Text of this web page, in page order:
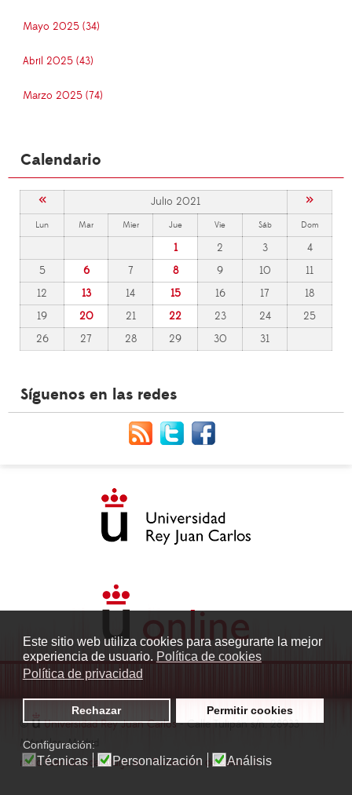
Este sitio web utiliza cookies para asegurarte la mejor
experiencia de usuario. Política de cookies
Política de privacidad
Rechazar Permitir cookies
Configuración:
Técnicas Personalización Análisis
Mayo 2025 (34)
Abril 2025 (43)
Marzo 2025 (74)
Calendario
« Julio 2021 »
Lun Mar Mier Jue Vie Sáb Dom
1 2 3
4
5
6 7 8 9 10
11
12
13 14 15 16 17
18
19
20 21 22 23 24
25
26
27 28 29 30 31
Síguenos en las redes
© Universidad Rey Juan Carlos- Calle Tulipán s/n. 28933
Móstoles. Madrid
radio.fuenlabrada1@urjc.es|Protección de datos|